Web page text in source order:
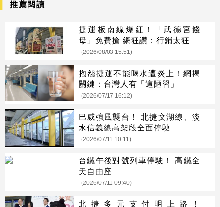
推薦閱讀
捷運板南線爆紅！「武德宮錢
母」免費搶 網狂讚：行銷太狂
(2026/08/03 15:51)
抱怨捷運不能喝水遭炎上！網揭
關鍵：台灣人有「這陋習」
(2026/07/17 16:12)
巴威強風襲台！ 北捷文湖線、淡
水信義線高架段全面停駛
(2026/07/11 10:11)
台鐵午後對號列車停駛！ 高鐵全
天自由座
(2026/07/11 09:40)
北捷多元支付明上路！